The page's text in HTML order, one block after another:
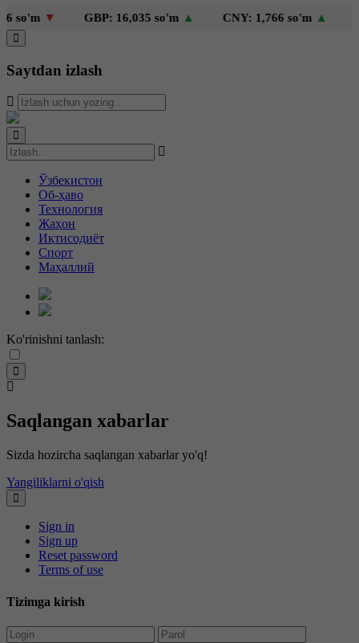
▼ GBP: 16,035 so'm▲ CNY: 1,766 so'm▲
Saytdan izlash
Ўзбекистон
Об-ҳаво
Технология
Жаҳон
Иқтисодиёт
Спорт
Маҳаллий
Ko'rinishni tanlash:
Saqlangan xabarlar
Sizda hozircha saqlangan xabarlar yo'q!
Yangiliklarni o'qish
Sign in
Sign up
Reset password
Terms of use
Tizimga kirish